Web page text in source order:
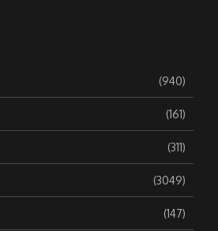
(940)
(161)
(311)
(3049)
(147)